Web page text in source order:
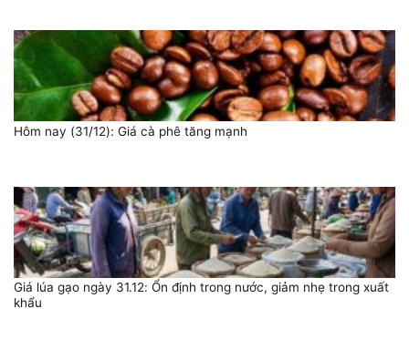
Hôm nay (31/12): Giá cà phê tăng mạnh
Giá lúa gạo ngày 31.12: Ổn định trong nước, giảm nhẹ trong xuất
khẩu